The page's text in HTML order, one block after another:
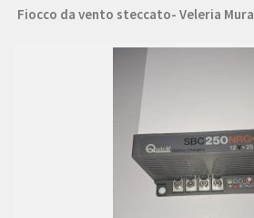
Fiocco da vento steccato- Veleria Mura